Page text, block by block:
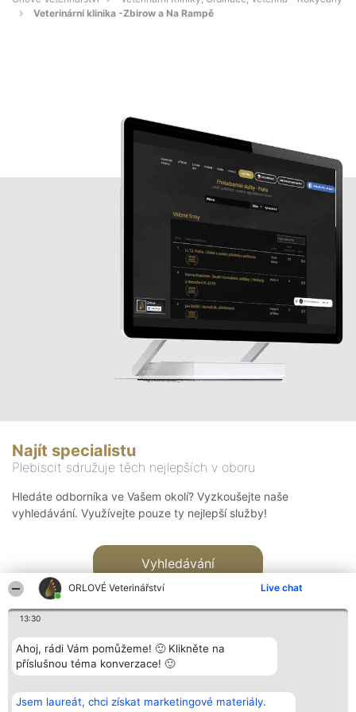
ORLOVÉ Veterinářství Live chat
13:30
Ahoj, rádi Vám pomůžeme! 🙂 Klikněte na
příslušnou téma konverzace! 🙂
Jsem laureát, chci získat marketingové materiály.
Veterinární klinika -Zbirow a Na Rampě
Najít specialistu
Plebiscit sdružuje těch nejlepších v oboru
Hledáte odborníka ve Vašem okolí? Vyzkoušejte naše
vyhledávání. Využívejte pouze ty nejlepší služby!
Vyhledávání
Bright Side Solutions sp. z o.
o. sp. k.
Vítězové
Seznam všech
Kontakt